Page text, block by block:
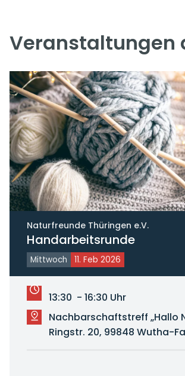
Veranstaltungen
Naturfreunde Thüringen e.V.
Handarbeitsrunde
Mittwoch 11. Feb 2026
13:30 - 16:30 Uhr
Nachbarschaftstreff „Hallo
Ringstr. 20, 99848 Wutha-